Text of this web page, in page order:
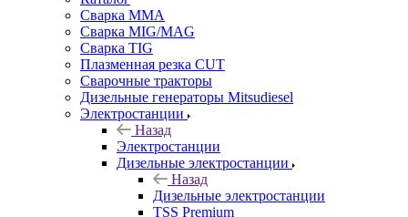
Сварка MMA
Сварка MIG/MAG
Сварка TIG
Плазменная резка CUT
Сварочные тракторы
Дизельные генераторы Mitsudiesel
Электростанции
Назад
Электростанции
Дизельные электростанции
Назад
Дизельные электростанции
TSS Premium